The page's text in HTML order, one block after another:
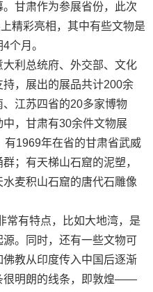
甘肃作为参展省份，此次
精彩亮相，其中有些文物是
个月。
利总统府、外交部、文化
，展出的展品共计200余
江苏四省的20多家博物
，甘肃有30余件文物展
有1969年在省的甘肃省武威
；有天梯山石窟的泥塑，
麦积山石窟的唐代石雕像
有特点，比如大地湾，是
。同时，还有一些文物可
教从印度传入中国后逐渐
很明朗的线条，即敦煌——